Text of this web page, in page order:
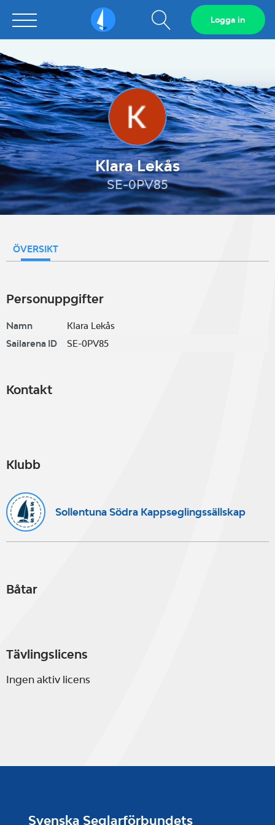
Sailarena Visa
sökfält
Logga in
Klara Lekås
SE-0PV85
ÖVERSIKT
Personuppgifter
Namn
Klara Lekås
Sailarena ID
SE-0PV85
Kontakt
Klubb
Sollentuna Södra Kappseglingssällskap
Båtar
Tävlingslicens
Ingen aktiv licens
Svenska Seglarförbundets